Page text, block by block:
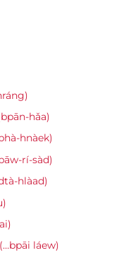
hǎa)
hnàek)
rí-sàd)
hlàad)
láew)